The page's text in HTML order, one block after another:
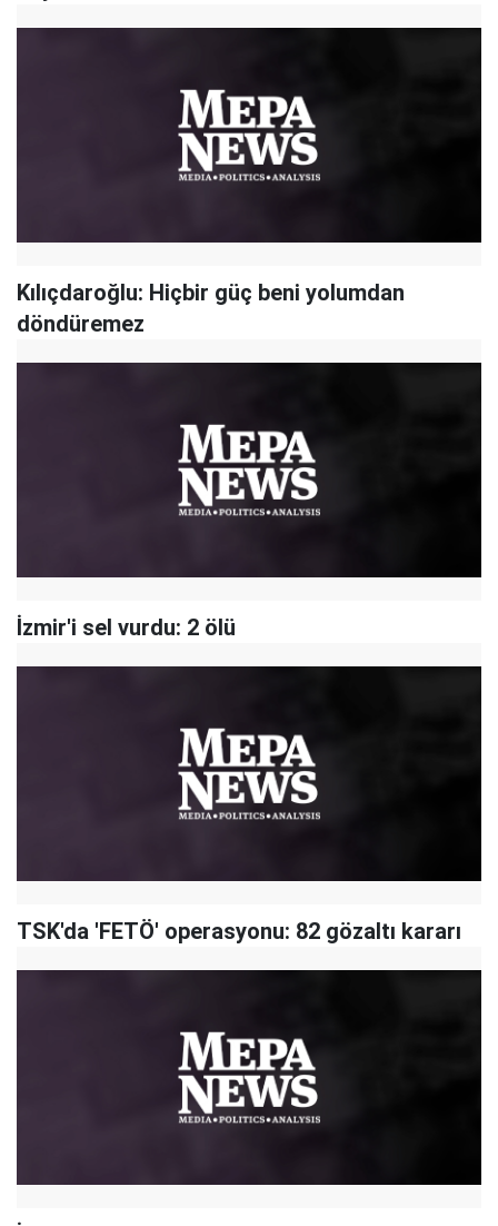
Kılıçdaroğlu: Hiçbir güç beni yolumdan
döndüremez
İzmir'i sel vurdu: 2 ölü
TSK'da 'FETÖ' operasyonu: 82 gözaltı kararı